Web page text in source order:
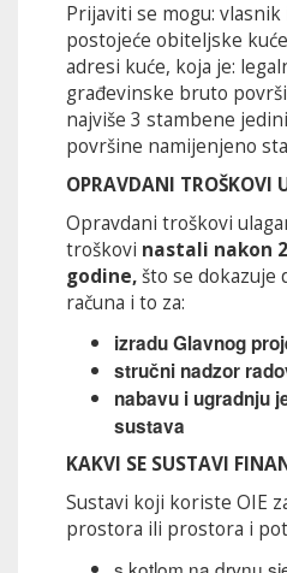
Prijaviti se mogu:
postojeće obiteljske
adresi kuće, koja je:
građevinske bruto
najviše 3 stambene
površine namijenjeno
OPRAVDANI TROŠKOVI
Opravdani troškovi
troškovi nastali nakon
godine,što se dokazuje
računa i to za:
izradu Glavnog
stručni nadzor
nabavu i ugradnju
sustava
KAKVI SE SUSTAVI
Sustavi koji koriste OIE
prostora ili prostora i